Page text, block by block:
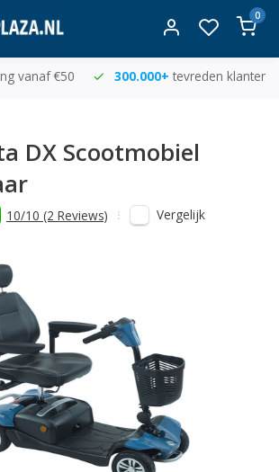
0
vanaf €50 300.000+ tevreden klanten
DX Scootmobiel
10/10 (2 Reviews) Vergelijk